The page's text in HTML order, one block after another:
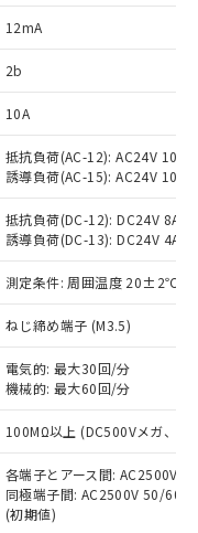
12mA
2b
10A
抵抗負荷(AC-12): AC24V 10A/
誘導負荷(AC-15): AC24V
抵抗負荷(DC-12): DC24V 8A/
誘導負荷(DC-13): DC24V 4A/
測定条件: 周囲温度 20±2℃、
ねじ締め端子 (M3.5)
電気的: 最大30回/分
機械的: 最大60回/分
100MΩ以上 (DC500Vメガ、点
各端子とアース間: AC2500V
同極端子間: AC2500V 50/
(初期値)
同意のうえ
機器事業取扱
び標準価格
だくもので
品の中には、
る商品もある
照会結果は、
での社内デー
のであり、閲
在庫および標
あることをご
10物質）の
能な商品で
物質）の非含
予定のある
（10物質）の
品を出す予
（10物質）の
は確認中の
形物で、有
す。
部品として
場合などや
す。
リ臭化ビフェニル
ェニルエーテル類
中国RoHSの
す。
中国RoHSの
ます。
部門へお問
：
、 Cd(カドミウ
ポリ臭化ビフェ
のうち、外国
定める商品
いう）を輸出
場合は、日本
役務取引許
な手続きを